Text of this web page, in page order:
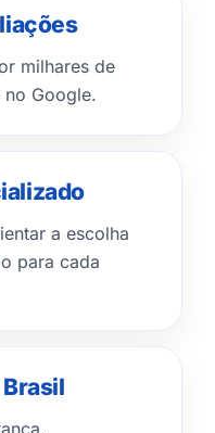
milhares de
Google.
a escolha
para cada